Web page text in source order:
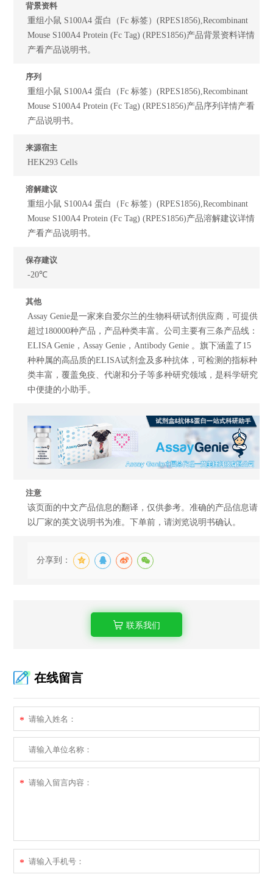
背景资料
重组小鼠 S100A4 蛋白（Fc 标签）(RPES1856),Recombinant
Mouse S100A4 Protein (Fc Tag) (RPES1856)产品背景资料详情
产看产品说明书。
序列
重组小鼠 S100A4 蛋白（Fc 标签）(RPES1856),Recombinant
Mouse S100A4 Protein (Fc Tag) (RPES1856)产品序列详情产看
产品说明书。
来源宿主
HEK293 Cells
溶解建议
重组小鼠 S100A4 蛋白（Fc 标签）(RPES1856),Recombinant
Mouse S100A4 Protein (Fc Tag) (RPES1856)产品溶解建议详情
产看产品说明书。
保存建议
-20℃
其他
Assay Genie是一家来自爱尔兰的生物科研试剂供应商，可提供
超过180000种产品，产品种类丰富。公司主要有三条产品线：
ELISA Genie，Assay Genie，Antibody Genie 。旗下涵盖了15
种种属的高品质的ELISA试剂盒及多种抗体，可检测的指标种
类丰富，覆盖免疫、代谢和分子等多种研究领域，是科学研究
中便捷的小助手。
注意
该页面的中文产品信息的翻译，仅供参考。准确的产品信息请
以厂家的英文说明书为准。下单前，请浏览说明书确认。
分享到：
联系我们
在线留言
*
*
*